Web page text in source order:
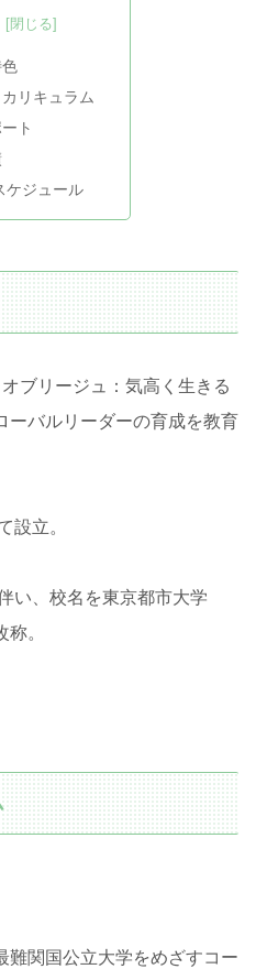
リキュラム
ト
ケジュール
ブリージュ：気高く生きる
ーバルリーダーの育成を教育
設立。
い、校名を東京都市大学
。
難関国公立大学をめざすコー